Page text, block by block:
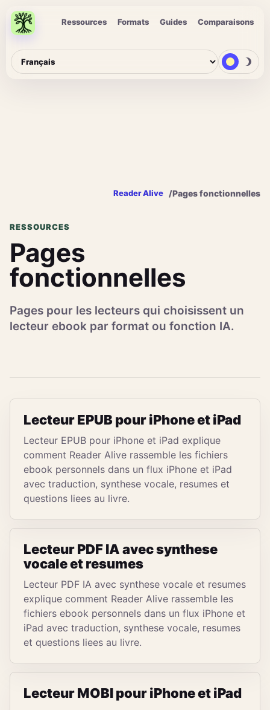
Ressources Formats Guides Comparaisons
Reader Alive /Pages fonctionnelles
RESSOURCES
Pages
fonctionnelles
Pages pour les lecteurs qui choisissent un
lecteur ebook par format ou fonction IA.
Lecteur EPUB pour iPhone et iPad
Lecteur EPUB pour iPhone et iPad explique
comment Reader Alive rassemble les fichiers
ebook personnels dans un flux iPhone et iPad
avec traduction, synthese vocale, resumes et
questions liees au livre.
Lecteur PDF IA avec synthese
vocale et resumes
Lecteur PDF IA avec synthese vocale et resumes
explique comment Reader Alive rassemble les
fichiers ebook personnels dans un flux iPhone et
iPad avec traduction, synthese vocale, resumes
et questions liees au livre.
Lecteur MOBI pour iPhone et iPad